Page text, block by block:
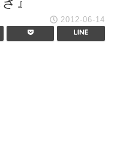
2012-06-14